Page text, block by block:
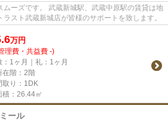
ムーズです。 武蔵新城駅、武蔵中原駅の賃貸は地
ト武蔵新城店が皆様のサポートを致します。
万円
理費・共益費 -)
：1ヶ月｜礼：1ヶ月
在階：2階
取り：1DK
積：26.44㎡
ール